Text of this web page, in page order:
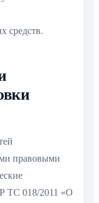
средств.
правовыми
ТС 018/2011 «О